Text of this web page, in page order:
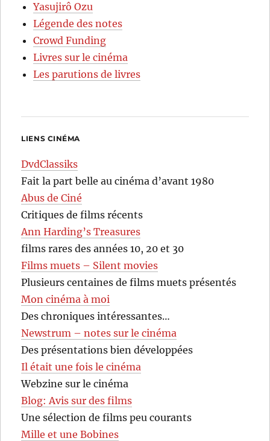
Yasujirô Ozu
Légende des notes
Crowd Funding
Livres sur le cinéma
Les parutions de livres
LIENS CINÉMA
DvdClassiks
Fait la part belle au cinéma d’avant 1980
Abus de Ciné
Critiques de films récents
Ann Harding’s Treasures
films rares des années 10, 20 et 30
Films muets – Silent movies
Plusieurs centaines de films muets présentés
Mon cinéma à moi
Des chroniques intéressantes…
Newstrum – notes sur le cinéma
Des présentations bien développées
Il était une fois le cinéma
Webzine sur le cinéma
Blog: Avis sur des films
Une sélection de films peu courants
Mille et une Bobines